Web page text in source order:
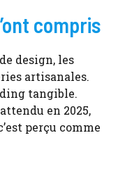
compris
design, les
artisanales.
tangible.
en 2025,
perçu comme